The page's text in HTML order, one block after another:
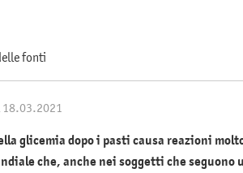
fonti
glicemia dopo i pasti causa reazioni
che, anche nei soggetti che